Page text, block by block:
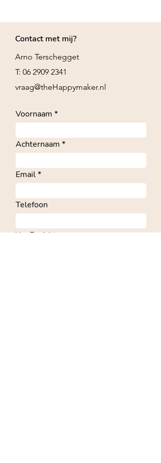
Contact met mij?
Arno Terschegget
T: 06 2909 2341
vraag@theHappymaker.nl
Voornaam
Achternaam
Email
Telefoon
Uw Bericht